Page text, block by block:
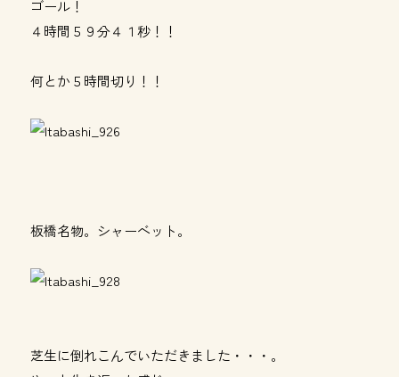
ゴール！
４時間５９分４１秒！！
何とか５時間切り！！
板橋名物。シャーベット。
芝生に倒れこんでいただきました・・・。